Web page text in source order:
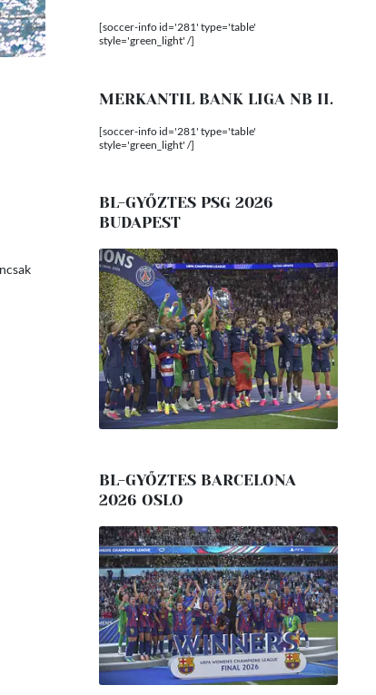
[soccer-info id='281' type='table'
style='green_light' /]
MERKANTIL BANK LIGA NB II.
[soccer-info id='281' type='table'
style='green_light' /]
BL-GYŐZTES PSG 2026
BUDAPEST
BL-GYŐZTES BARCELONA
2026 OSLO